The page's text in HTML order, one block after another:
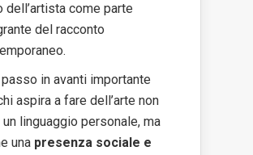
dell’artista come parte
del racconto
passo in avanti importante
aspira a fare dell’arte non
linguaggio personale, ma
una presenza sociale e